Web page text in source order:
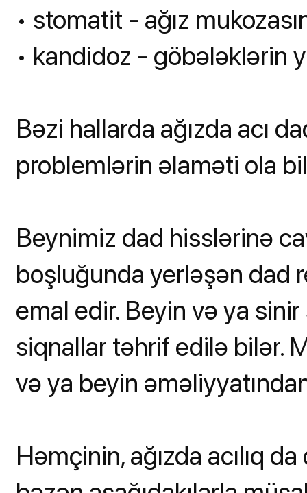
• stomatit - ağız
• kandidoz - göbələklərin
Bəzi hallarda ağızda acı
problemlərin əlaməti ola
Beynimiz dad hisslərinə
boşluğunda yerləşən dad
emal edir. Beyin və ya
siqnallar təhrif edilə bilər.
və ya beyin
Həmçinin, ağızda acılıq